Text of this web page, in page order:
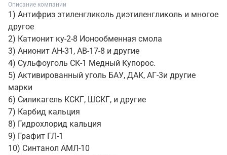
Описание компании
1) Антифриз этиленгликоль диэтиленгликоль и многое
другое
2) Катионит ку-2-8 Ионообменная смола
3) Анионит АН-31, АВ-17-8 и другие
4) Сульфоуголь СК-1 Медный Купорос.
5) Активированный уголь БАУ, ДАК, АГ-3и другие
марки
6) Силикагель КСКГ, ШСКГ, и другие
7) Карбид кальция
8) Гидрохлорид кальция
9) Графит ГЛ-1
10) Синтанол АМЛ-10